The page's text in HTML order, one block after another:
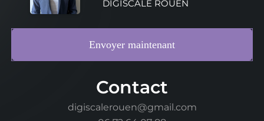
DIGISCALE ROUEN
Envoyer maintenant
Contact
digiscalerouen@gmail.com